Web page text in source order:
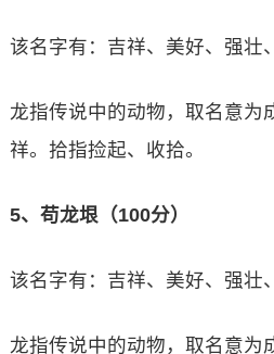
该名字有：吉祥、美好、强壮
龙指传说中的动物，取名意为
祥。拾指捡起、收拾。
5、苟龙垠（100分）
该名字有：吉祥、美好、强壮
龙指传说中的动物，取名意为